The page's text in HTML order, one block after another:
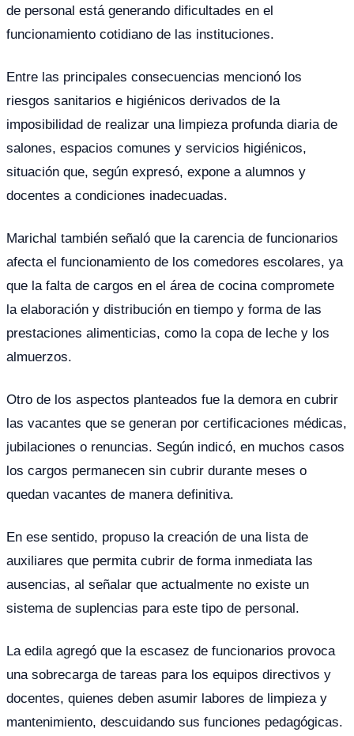
de personal está generando dificultades en el
funcionamiento cotidiano de las instituciones.
Entre las principales consecuencias mencionó los
riesgos sanitarios e higiénicos derivados de la
imposibilidad de realizar una limpieza profunda diaria de
salones, espacios comunes y servicios higiénicos,
situación que, según expresó, expone a alumnos y
docentes a condiciones inadecuadas.
Marichal también señaló que la carencia de funcionarios
afecta el funcionamiento de los comedores escolares, ya
que la falta de cargos en el área de cocina compromete
la elaboración y distribución en tiempo y forma de las
prestaciones alimenticias, como la copa de leche y los
almuerzos.
Otro de los aspectos planteados fue la demora en cubrir
las vacantes que se generan por certificaciones médicas,
jubilaciones o renuncias. Según indicó, en muchos casos
los cargos permanecen sin cubrir durante meses o
quedan vacantes de manera definitiva.
En ese sentido, propuso la creación de una lista de
auxiliares que permita cubrir de forma inmediata las
ausencias, al señalar que actualmente no existe un
sistema de suplencias para este tipo de personal.
La edila agregó que la escasez de funcionarios provoca
una sobrecarga de tareas para los equipos directivos y
docentes, quienes deben asumir labores de limpieza y
mantenimiento, descuidando sus funciones pedagógicas.